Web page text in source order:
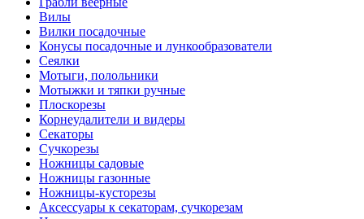
Вилы
Вилки посадочные
Конусы посадочные и лункообразователи
Сеялки
Мотыги, полольники
Мотыжки и тяпки ручные
Плоскорезы
Корнеудалители и видеры
Секаторы
Сучкорезы
Ножницы садовые
Ножницы газонные
Ножницы-кусторезы
Аксессуары к секаторам, сучкорезам